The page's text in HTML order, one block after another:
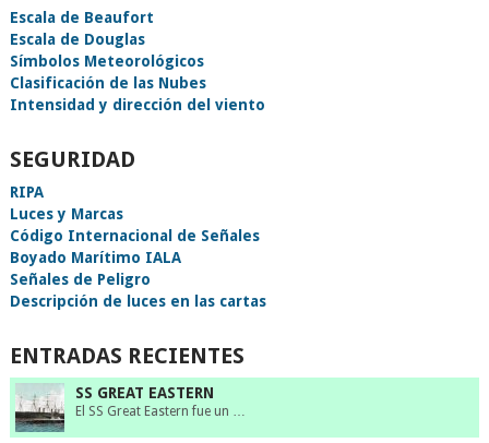
Escala de Beaufort
Escala de Douglas
Símbolos Meteorológicos
Clasificación de las Nubes
Intensidad y dirección del viento
SEGURIDAD
RIPA
Luces y Marcas
Código Internacional de Señales
Boyado Marítimo IALA
Señales de Peligro
Descripción de luces en las cartas
ENTRADAS RECIENTES
SS GREAT EASTERN
El SS Great Eastern fue un …